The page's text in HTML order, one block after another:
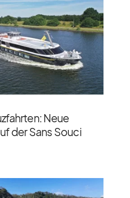
Neue
der Sans Souci